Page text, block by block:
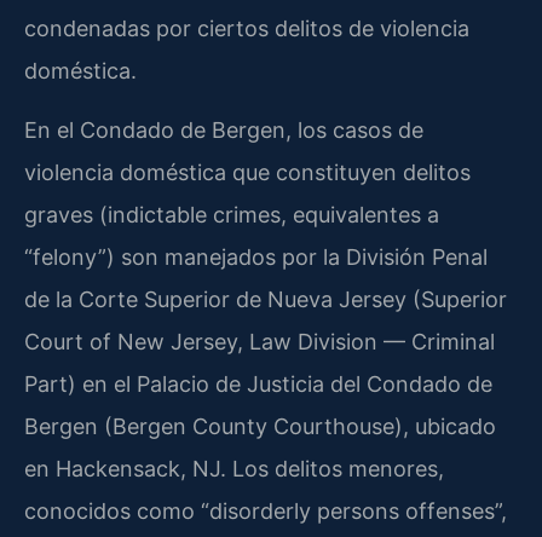
condenadas por ciertos delitos de violencia
doméstica.
En el Condado de Bergen, los casos de
violencia doméstica que constituyen delitos
graves (indictable crimes, equivalentes a
“felony”) son manejados por la División Penal
de la Corte Superior de Nueva Jersey (Superior
Court of New Jersey, Law Division — Criminal
Part) en el Palacio de Justicia del Condado de
Bergen (Bergen County Courthouse), ubicado
en Hackensack, NJ. Los delitos menores,
conocidos como “disorderly persons offenses”,